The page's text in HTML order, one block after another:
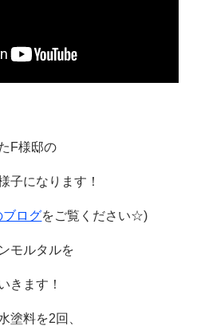
F様邸の
子になります！
ブログをご覧ください☆)
モルタルを
きます！
塗料を2回、